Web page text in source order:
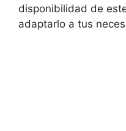
disponibilidad de
adaptarlo a tus